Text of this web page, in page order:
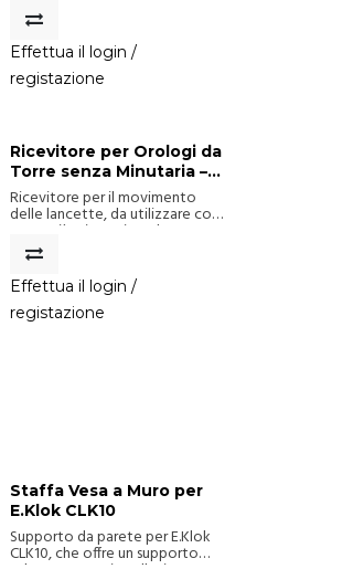
deve essere
mm.
Effettua il login /
registazione
Ricevitore per Orologi da
Torre senza Minutaria –
Per Quadranti fino a 250
cm
Ricevitore per il movimento
delle lancette, da utilizzare con
una o più minuterie. Adatto per
quadranti fino a 250 cm di
diametro.
Effettua il login /
registazione
Staffa Vesa a Muro per
E.Klok CLK10
Supporto da parete per E.Klok
CLK10, che offre un supporto